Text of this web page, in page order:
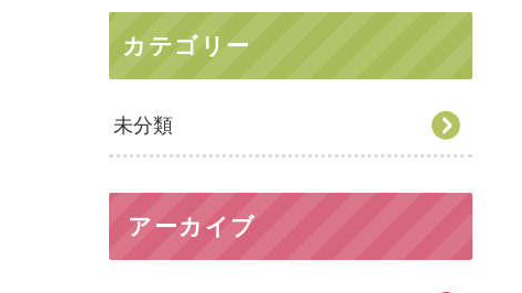
カテゴリー
未分類
アーカイブ